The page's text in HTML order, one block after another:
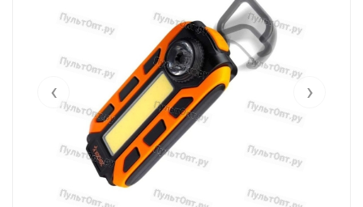
‹ ›